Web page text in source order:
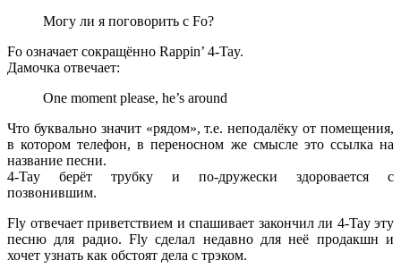
Могу ли я поговорить с Fo?
Fo означает сокращённо Rappin’ 4-Tay.
Дамочка отвечает:
One moment please, he’s around
Что буквально значит «рядом», т.е. неподалёку от помещения,
в котором телефон, в переносном же смысле это ссылка на
название песни.
4-Tay берёт трубку и по-дружески здоровается с
позвонившим.
Fly отвечает приветствием и спашивает закончил ли 4-Tayэту
песню для радио. Fly сделал недавно для неё продакшн и
хочет узнать как обстоят дела с трэком.